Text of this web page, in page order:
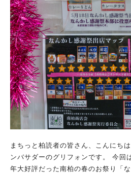
まちっと柏読者の皆さん、こんにち
ンバサダーのグリフォンです。 今回
年大好評だった南柏の春のお祭り「